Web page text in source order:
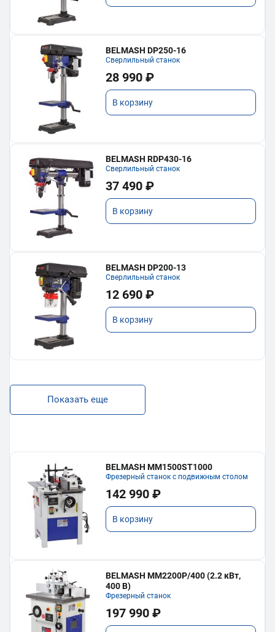
BELMASH DP250-16
Сверлильный станок
28 990 ₽
В корзину
BELMASH RDP430-16
Сверлильный станок
37 490 ₽
В корзину
BELMASH DP200-13
Сверлильный станок
12 690 ₽
В корзину
Показать еще
BELMASH MM1500ST1000
Фрезерный станок с подвижным столом
142 990 ₽
В корзину
BELMASH MM2200P/400 (2.2 кВт,
400 В)
Фрезерный станок
197 990 ₽